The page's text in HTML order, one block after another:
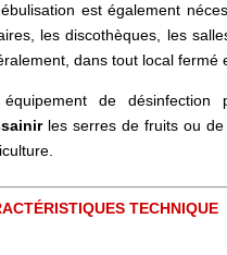
est également
les discothèques, les
dans tout local fermé
de
les serres de fruits ou de
TECHNIQUE